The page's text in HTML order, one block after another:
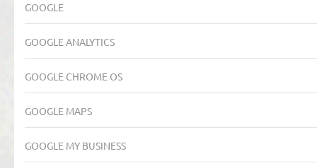
GOOGLE
GOOGLE ANALYTICS
GOOGLE CHROME OS
GOOGLE MAPS
GOOGLE MY BUSINESS